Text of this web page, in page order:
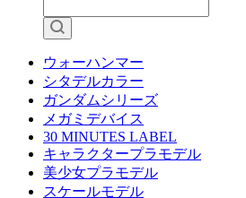
ウォーハンマー
シタデルカラー
ガンダムシリーズ
メガミデバイス
30 MINUTES LABEL
キャラクタープラモデル
美少女プラモデル
スケールモデル